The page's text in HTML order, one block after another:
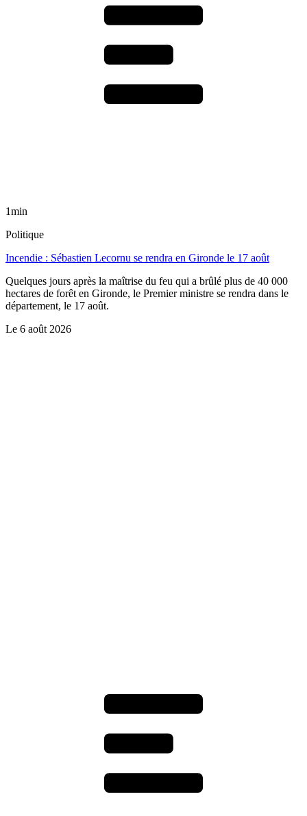
1min
Politique
Incendie : Sébastien Lecornu se rendra en Gironde le 17 août
Quelques jours après la maîtrise du feu qui a brûlé plus de 40 000
hectares de forêt en Gironde, le Premier ministre se rendra dans le
département, le 17 août.
Le 6 août 2026